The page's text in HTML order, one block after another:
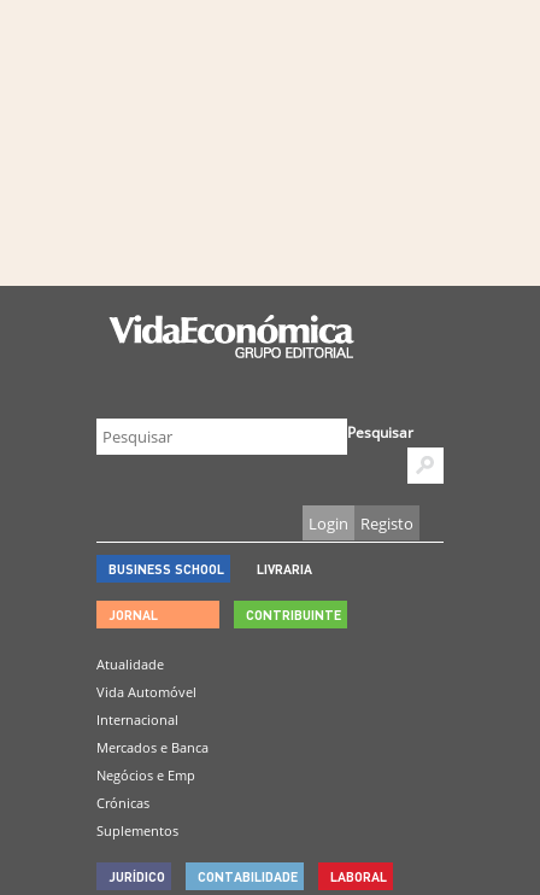
Pesquisar
Login Registo
BUSINESS SCHOOL LIVRARIA
JORNAL
Atualidade
Vida Automóvel
Internacional
Mercados e Banca
Negócios e Emp
Crónicas
Suplementos
CONTRIBUINTE
JURÍDICO CONTABILIDADE LABORAL